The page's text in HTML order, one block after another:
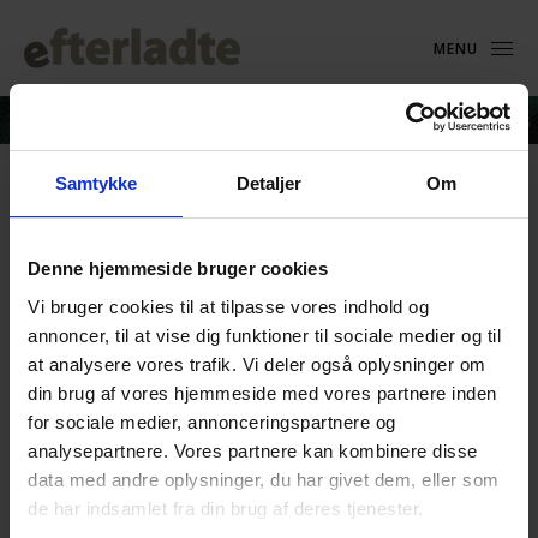
Samtykke Detaljer Om
Denne hjemmeside bruger cookies
Vi bruger cookies til at tilpasse vores indhold og
annoncer, til at vise dig funktioner til sociale medier og til
at analysere vores trafik. Vi deler også oplysninger om
din brug af vores hjemmeside med vores partnere inden
for sociale medier, annonceringspartnere og
analysepartnere. Vores partnere kan kombinere disse
data med andre oplysninger, du har givet dem, eller som
de har indsamlet fra din brug af deres tjenester.
MENU
Min_usynlige_son
27. december 2016